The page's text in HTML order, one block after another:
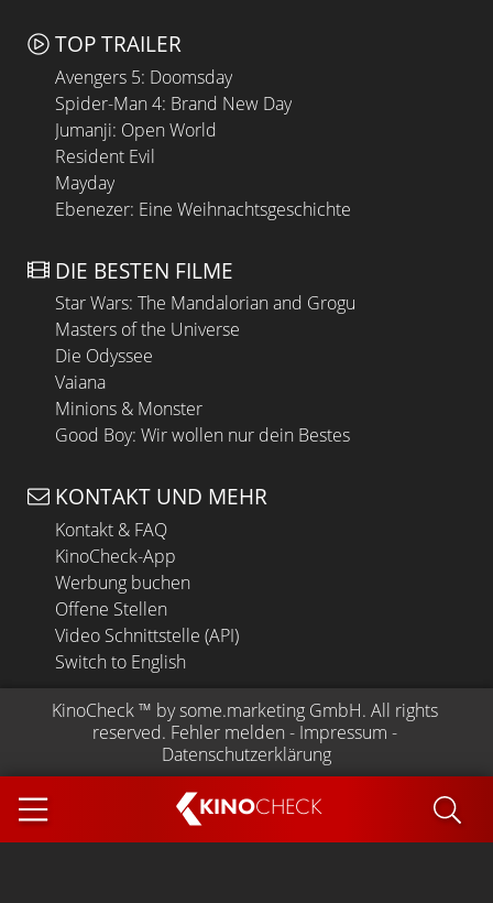
KINOCHECK
TOP TRAILER
Avengers 5: Doomsday
Spider-Man 4: Brand New Day
Jumanji: Open World
Resident Evil
Mayday
Ebenezer: Eine Weihnachtsgeschichte
DIE BESTEN FILME
Star Wars: The Mandalorian and Grogu
Masters of the Universe
Die Odyssee
Vaiana
Minions & Monster
Good Boy: Wir wollen nur dein Bestes
KONTAKT UND MEHR
Kontakt & FAQ
KinoCheck-App
Werbung buchen
Offene Stellen
Video Schnittstelle (API)
Switch to English
KinoCheck ™ by some.marketing GmbH. All rights
reserved. Fehler melden - Impressum -
Datenschutzerklärung